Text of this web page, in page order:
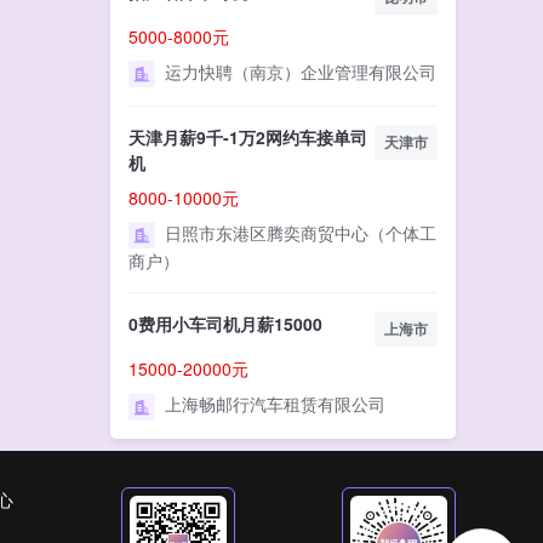
5000-8000元
运力快聘（南京）企业管理有限公司
天津月薪9千-1万2网约车接单司
机
天津市
8000-10000元
日照市东港区腾奕商贸中心（个体工
商户）
0费用小车司机月薪15000 上海市
15000-20000元
上海畅邮行汽车租赁有限公司